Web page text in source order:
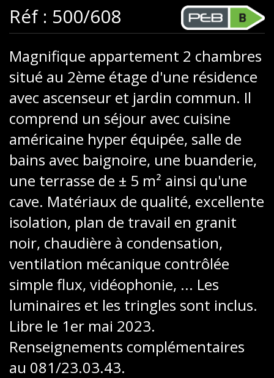
Réf : 500/608
Magnifique appartement 2 chambres
situé au 2ème étage d'une résidence
avec ascenseur et jardin commun. Il
comprend un séjour avec cuisine
américaine hyper équipée, salle de
bains avec baignoire, une buanderie,
une terrasse de ± 5 m² ainsi qu'une
cave. Matériaux de qualité, excellente
isolation, plan de travail en granit
noir, chaudière à condensation,
ventilation mécanique contrôlée
simple flux, vidéophonie, ... Les
luminaires et les tringles sont inclus.
Libre le 1er mai 2023.
Renseignements complémentaires
au 081/23.03.43.